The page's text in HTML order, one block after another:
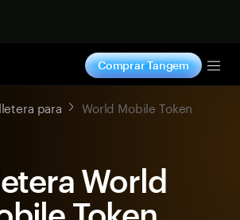
Comprar Tangem
para World Mobile Token
World